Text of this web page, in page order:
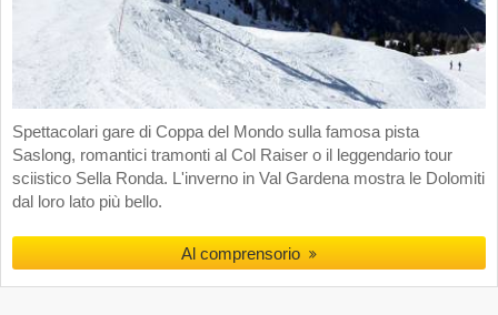
Spettacolari gare di Coppa del Mondo sulla famosa pista
Saslong, romantici tramonti al Col Raiser o il leggendario tour
sciistico Sella Ronda. L'inverno in Val Gardena mostra le Dolomiti
dal loro lato più bello.
Al comprensorio